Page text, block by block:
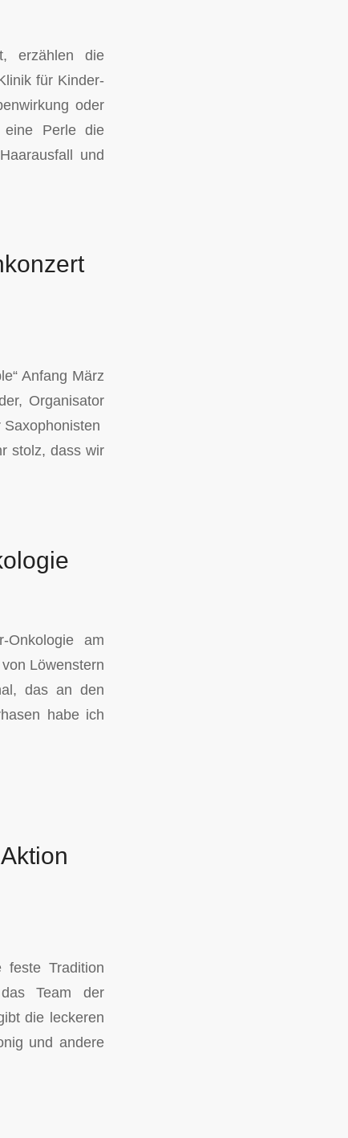
erzählen die
für Kinder-
oder
eine Perle die
und
Anfang März
Organisator
stolz, dass wir
am
Löwenstern
das an den
habe ich
Tradition
Team der
die leckeren
und andere